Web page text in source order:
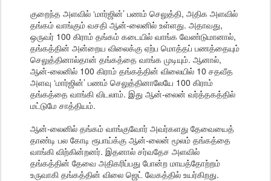
குறைந்த அளவில் ‘மார்ஜின்’ பணம் செலுத்தி, அதிக அளவில்
தங்கம் வாங்கும் வசதி ஆன்-லைனில் உள்ளது. அதாவது,
ஒருவர் 100 கிராம் தங்கம் கடையில் வாங்க வேண்டுமானால்,
தங்கத்தின் அன்றைய விலைக்கு ஏற்ப மொத்தப் பணத்தையும்
செலுத்தினால்தான் தங்கத்தை வாங்க முடியும். ஆனால்,
ஆன்-லைனில் 100 கிராம் தங்கத்தின் விலையில் 10 சதவீத
அளவு ‘மார்ஜின்’ பணம் செலுத்தினாலேயே 100 கிராம்
தங்கத்தை வாங்கி விடலாம். இது ஆன்-லைன் வர்த்தகத்தில்
மட்டுமே சாத்தியம்.
ஆன்-லைனில் தங்கம் வாங்குவோர் அவர்களது தேவையைத்
தாண்டி பல கோடி ரூபாய்க்கு ஆன்-லைன் மூலம் தங்கத்தை
வாங்கி விற்கின்றனர். இதனால் சர்வதேச அளவில்
தங்கத்தின் தேவை அதிகரிப்பது போன்ற மாயத்தோற்றம்
உருவாகி தங்கத்தின் விலை ஜெட் வேகத்தில் உயர்கிறது.